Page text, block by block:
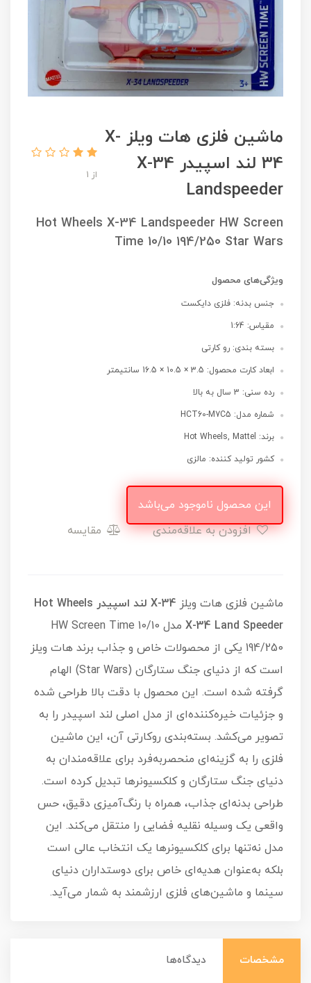
ماشین فلزی هات ویلز X-
34 لند اسپیدر X-34
Landspeeder
از 1
Hot Wheels X-34 Landspeeder HW Screen
Time 10/10 194/250 Star Wars
ویژگی‌های محصول
جنس بدنه: فلزی دایکست
مقیاس: 1:64
بسته بندی: رو کارتی
ابعاد کارت محصول: 3.5 × 10.5 × 16.5 سانتیمتر
رده سنی: 3 سال به بالا
شماره مدل: HCT60-M7C5
برند: Hot Wheels, Mattel
کشور تولید کننده: مالزی
این محصول ناموجود می‌باشد
افزودن به علاقه‌مندی
مقایسه
ماشین فلزی هات ویلز X-34 لند اسپیدر
Hot Wheels
X-34 Land Speeder
مدل HW Screen Time 10/10
194/250 یکی از محصولات خاص و جذاب برند هات ویلز
است که از دنیای جنگ ستارگان (Star Wars) الهام
گرفته شده است. این محصول با دقت بالا طراحی شده
و جزئیات خیره‌کننده‌ای از مدل اصلی لند اسپیدر را به
تصویر می‌کشد. بسته‌بندی روکارتی آن، این ماشین
فلزی را به گزینه‌ای منحصربه‌فرد برای علاقه‌مندان به
دنیای جنگ ستارگان و کلکسیونرها تبدیل کرده است.
طراحی بدنه‌ای جذاب، همراه با رنگ‌آمیزی دقیق، حس
واقعی یک وسیله نقلیه فضایی را منتقل می‌کند. این
مدل نه‌تنها برای کلکسیونرها یک انتخاب عالی است
بلکه به‌عنوان هدیه‌ای خاص برای دوستداران دنیای
سینما و ماشین‌های فلزی ارزشمند به شمار می‌آید.
مشخصات دیدگاه‌ها